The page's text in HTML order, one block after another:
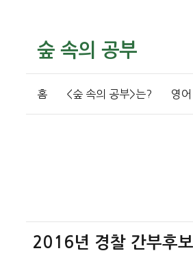
숲 속의 공부
홈 <숲 속의 공부>는? 영어
2016년 경찰 간부후